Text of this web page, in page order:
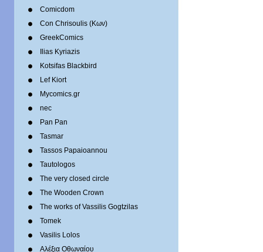
Comicdom
Con Chrisoulis (Κων)
GreekComics
Ilias Kyriazis
Kotsifas Blackbird
Lef Kiort
Mycomics.gr
nec
Pan Pan
Tasmar
Tassos Papaioannou
Tautologos
The very closed circle
The Wooden Crown
The works of Vassilis Gogtzilas
Tomek
Vasilis Lolos
Αλέξια Οθωναίου